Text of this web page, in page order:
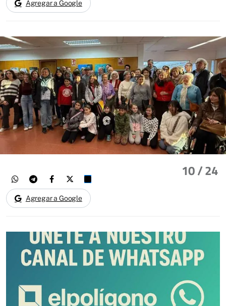
Agregar a Google
10/ 24
Agregar a Google